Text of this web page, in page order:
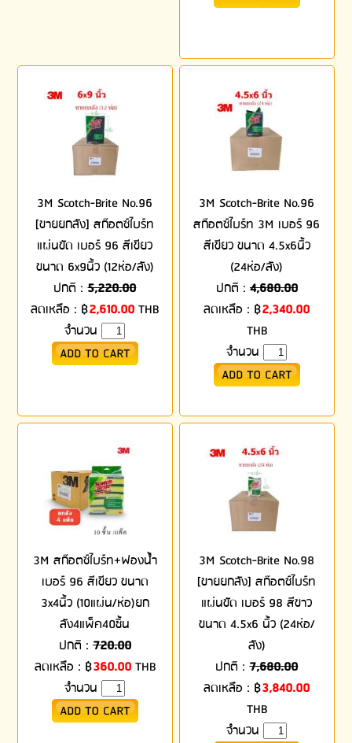
3M Scotch-Brite No.96
[ขายยกลัง] สก๊อตซ์ไบร์ท
แผ่นขัด เบอร์ 96 สีเขียว
ขนาด 6x9นิ้ว (12ห่อ/ลัง)
ปกติ :5,220.00
ลดเหลือ : ฿2,610.00 THB
จำนวน
3M Scotch-Brite No.96
สก๊อตซ์ไบร์ท 3M เบอร์ 96
สีเขียว ขนาด 4.5x6นิ้ว
(24ห่อ/ลัง)
ปกติ : 4,680.00
ลดเหลือ : ฿2,340.00
THB
จำนวน
3M สก๊อตซ์ไบร์ท+ฟองน้ำ
เบอร์ 96 สีเขียว ขนาด
3x4นิ้ว (10แผ่น/ห่อ)ยก
ลัง4แพ็ค40ชิ้น
ปกติ : 720.00
ลดเหลือ : ฿360.00THB
จำนวน
3M Scotch-Brite No.98
[ขายยกลัง] สก๊อตซ์ไบร์ท
แผ่นขัด เบอร์ 98 สีขาว
ขนาด 4.5x6 นิ้ว (24ห่อ/
ลัง)
ปกติ :7,680.00
ลดเหลือ : ฿3,840.00
THB
จำนวน